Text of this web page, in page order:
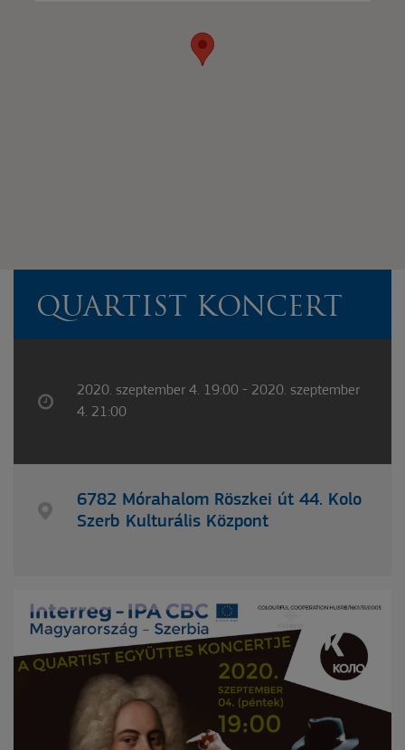
QUARTIST KONCERT
2020. szeptember 4. 19:00 - 2020. szeptember
4. 21:00
6782 Mórahalom Röszkei út 44. Kolo
Szerb Kulturális Központ